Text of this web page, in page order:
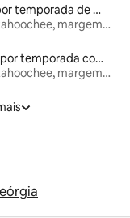
Aluguel por temporada de microcasas
Rio Chattahoochee, margem da Geórgia
Aluguéis por temporada com café da manhã
Rio Chattahoochee, margem da Geórgia